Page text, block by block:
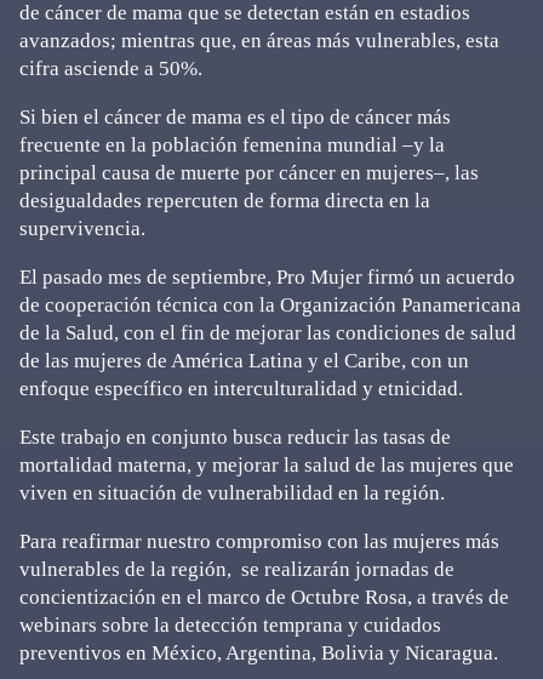
de cáncer de mama que se detectan están en estadios
avanzados; mientras que, en áreas más vulnerables, esta
cifra asciende a 50%.
Si bien el cáncer de mama es el tipo de cáncer más
frecuente en la población femenina mundial –y la
principal causa de muerte por cáncer en mujeres–, las
desigualdades repercuten de forma directa en la
supervivencia.
El pasado mes de septiembre, Pro Mujer firmó un acuerdo
de cooperación técnica con la Organización Panamericana
de la Salud, con el fin de mejorar las condiciones de salud
de las mujeres de América Latina y el Caribe, con un
enfoque específico en interculturalidad y etnicidad.
Este trabajo en conjunto busca reducir las tasas de
mortalidad materna, y mejorar la salud de las mujeres que
viven en situación de vulnerabilidad en la región.
Para reafirmar nuestro compromiso con las mujeres más
vulnerables de la región, se realizarán jornadas de
concientización en el marco de Octubre Rosa, a través de
webinars sobre la detección temprana y cuidados
preventivos en México, Argentina, Bolivia y Nicaragua.